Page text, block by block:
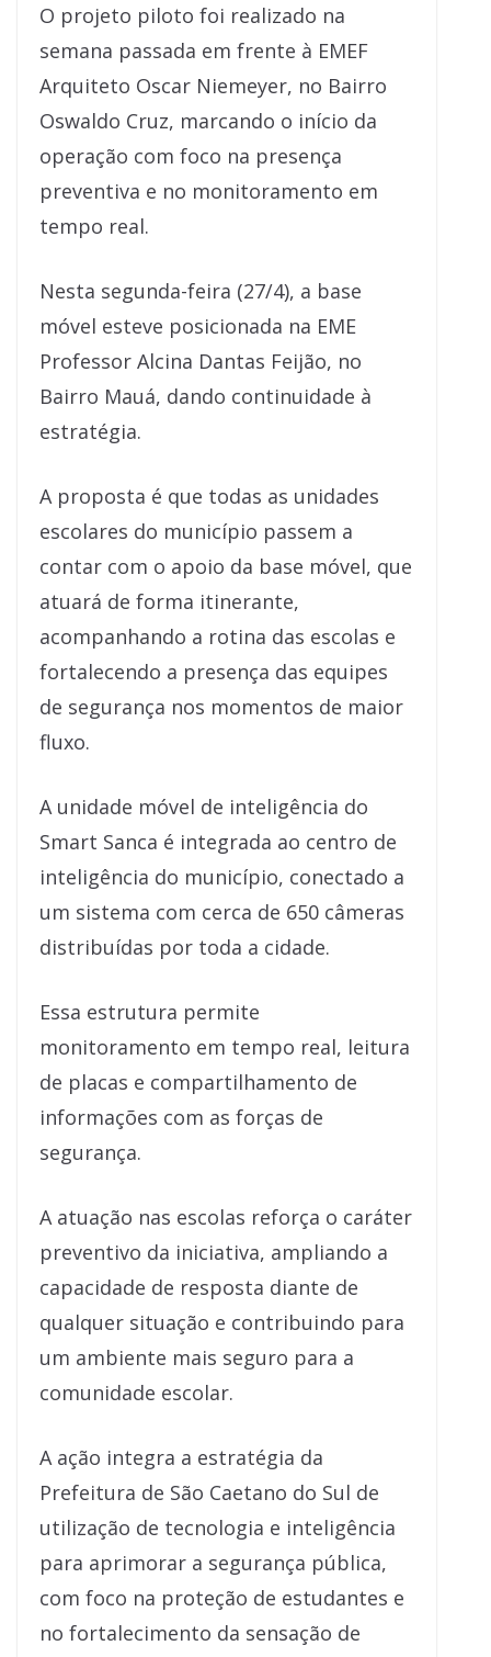
O projeto piloto foi realizado na
semana passada em frente à EMEF
Arquiteto Oscar Niemeyer, no Bairro
Oswaldo Cruz, marcando o início da
operação com foco na presença
preventiva e no monitoramento em
tempo real.
Nesta segunda-feira (27/4), a base
móvel esteve posicionada na EME
Professor Alcina Dantas Feijão, no
Bairro Mauá, dando continuidade à
estratégia.
A proposta é que todas as unidades
escolares do município passem a
contar com o apoio da base móvel, que
atuará de forma itinerante,
acompanhando a rotina das escolas e
fortalecendo a presença das equipes
de segurança nos momentos de maior
fluxo.
A unidade móvel de inteligência do
Smart Sanca é integrada ao centro de
inteligência do município, conectado a
um sistema com cerca de 650 câmeras
distribuídas por toda a cidade.
Essa estrutura permite
monitoramento em tempo real, leitura
de placas e compartilhamento de
informações com as forças de
segurança.
A atuação nas escolas reforça o caráter
preventivo da iniciativa, ampliando a
capacidade de resposta diante de
qualquer situação e contribuindo para
um ambiente mais seguro para a
comunidade escolar.
A ação integra a estratégia da
Prefeitura de São Caetano do Sul de
utilização de tecnologia e inteligência
para aprimorar a segurança pública,
com foco na proteção de estudantes e
no fortalecimento da sensação de